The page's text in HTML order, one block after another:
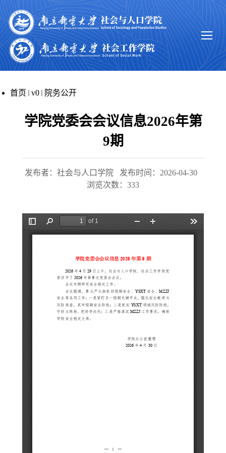
首页 v0 院务公开
学院党委会会议信息2026年第
9期
发布者：社会与人口学院
发布时间：2026-04-30
浏览次数： 333